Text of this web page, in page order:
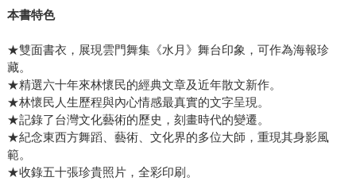
本書特色
★雙面書衣，展現雲門舞集《水月》舞台印象，可作為海報珍
藏。
★精選六十年來林懷民的經典文章及近年散文新作。
★林懷民人生歷程與內心情感最真實的文字呈現。
★記錄了台灣文化藝術的歷史，刻畫時代的變遷。
★紀念東西方舞蹈、藝術、文化界的多位大師，重現其身影風
範。
★收錄五十張珍貴照片，全彩印刷。